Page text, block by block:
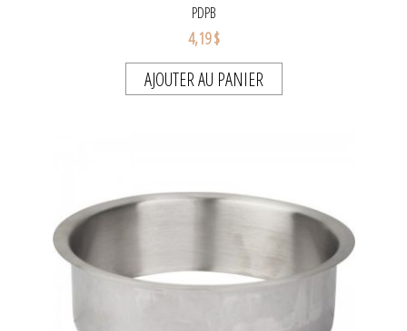
PDPB
4,19 $
AJOUTER AU PANIER